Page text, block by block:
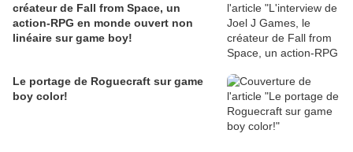
créateur de Fall from Space, un
action-RPG en monde ouvert non
linéaire sur game boy!
Le portage de Roguecraft sur game
boy color!